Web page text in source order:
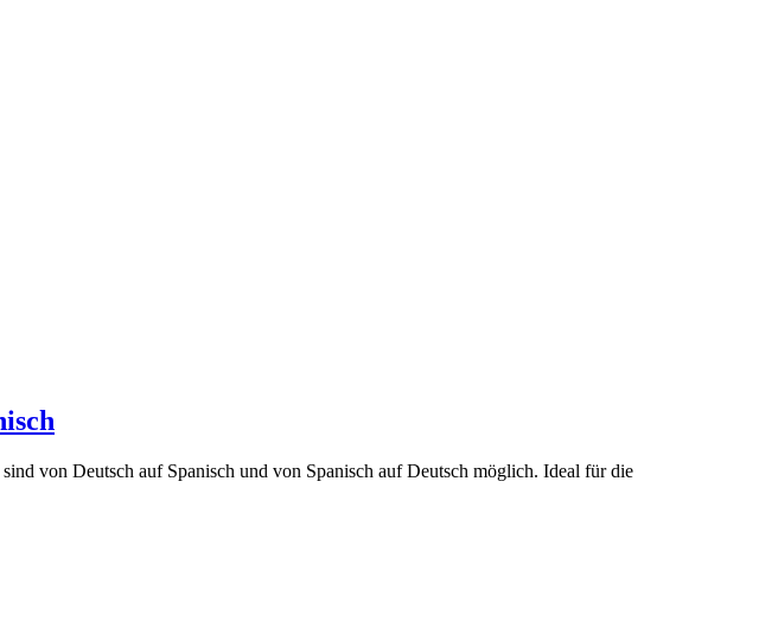
von Deutsch auf Spanisch und von Spanisch auf Deutsch möglich. Ideal für die